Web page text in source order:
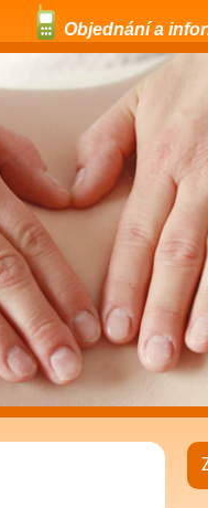
Objednání a